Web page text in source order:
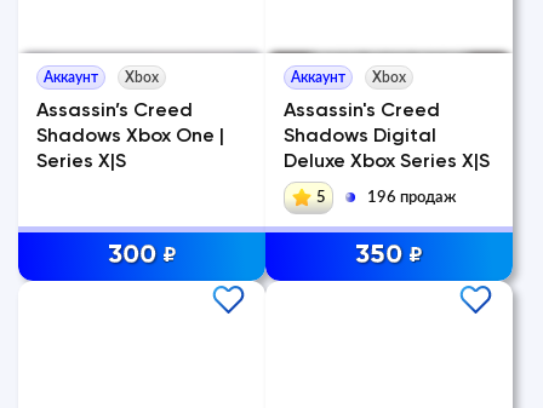
Аккаунт Xbox
Assassin’s Creed
Shadows Xbox One |
Series X|S
300 ₽
Аккаунт Xbox
Assassin's Creed
Shadows Digital
Deluxe Xbox Series X|S
5 196 продаж
350 ₽